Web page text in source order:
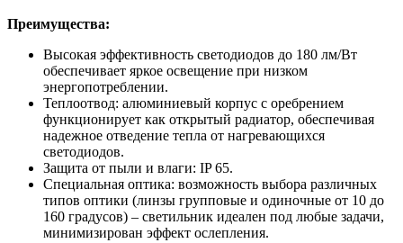
Преимущества:
Высокая эффективность светодиодов до 180 лм/Вт
обеспечивает яркое освещение при низком
энергопотреблении.
Теплоотвод: алюминиевый корпус с оребрением
функционирует как открытый радиатор, обеспечивая
надежное отведение тепла от нагревающихся
светодиодов.
Защита от пыли и влаги: IP 65.
Специальная оптика: возможность выбора различных
типов оптики (линзы групповые и одиночные от 10 до
160 градусов) – светильник идеален под любые задачи,
минимизирован эффект ослепления.